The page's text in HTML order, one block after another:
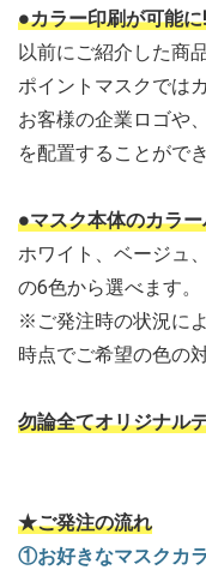
●カラー印刷が可能に!
以前にご紹介した商
ポイントマスクでは
お客様の企業ロゴや
を配置することがで
●マスク本体のカラ
ホワイト、ベージュ
の6色から選べます。
※ご発注時の状況に
時点でご希望の色の
勿論全てオリジナル
★ご発注の流れ
①お好きなマスクカ